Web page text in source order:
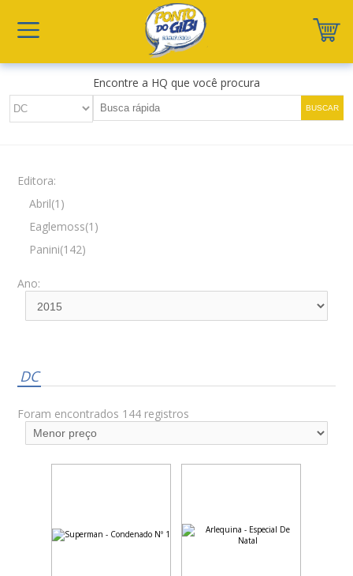
Encontre a HQ que você procura
Editora:
Abril(1)
Eaglemoss(1)
Panini(142)
Ano:
DC
Foram encontrados 144 registros